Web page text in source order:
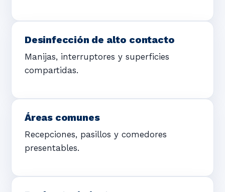
Desinfección de alto contacto
Manijas, interruptores y superficies
compartidas.
Áreas comunes
Recepciones, pasillos y comedores
presentables.